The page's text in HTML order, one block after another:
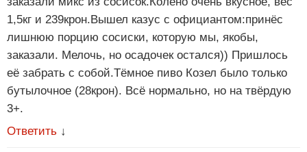
1,5кг и 239крон.Вышел казус с официантом:принёс
лишнюю порцию сосиски, которую мы, якобы,
заказали. Мелочь, но осадочек остался)) Пришлось
её забрать с собой.Тёмное пиво Козел было только
бутылочное (28крон). Всё нормально, но на твёрдую
3+.
Ответить ↓